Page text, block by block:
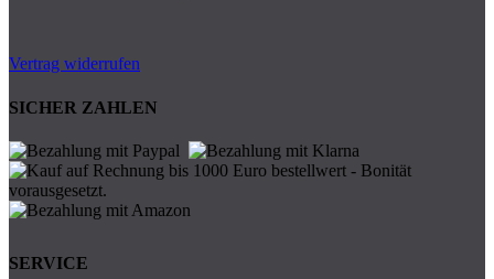
Vertrag widerrufen
SICHER ZAHLEN
SERVICE